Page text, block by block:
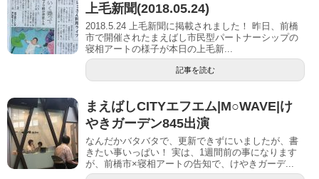
上毛新聞(2018.05.24)
2018.5.24 上毛新聞に掲載されました！ 昨日、前橋
市で開催されたまえばし市民型パートナーシップの
寝相アートの様子が本日の上毛新...
記事を読む
まえばしCITYエフエム|M○WAVE|け
やきガーデン845出演
なんだかバタバタで、更新できずにいましたが、書
きたい事いっぱい！ 実は、1週間前の事になります
が、前橋市×寝相アートの告知で、けやきガーデ...